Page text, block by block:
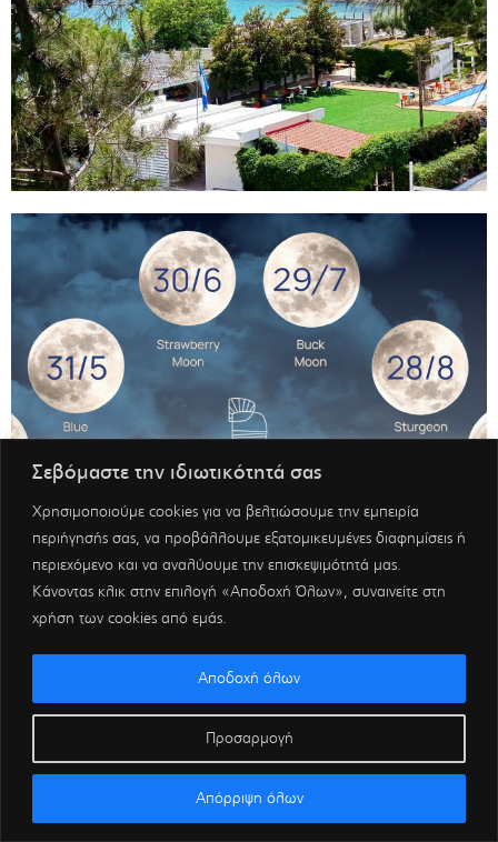
Σεβόμαστε την ιδιωτικότητά σας
Χρησιμοποιούμε cookies για να βελτιώσουμε την εμπειρία
περιήγησής σας, να προβάλλουμε εξατομικευμένες διαφημίσεις ή
περιεχόμενο και να αναλύουμε την επισκεψιμότητά μας.
Κάνοντας κλικ στην επιλογή «Αποδοχή Όλων», συναινείτε στη
χρήση των cookies από εμάς.
Προσαρμογή
Απόρριψη όλων
Αποδοχή όλων